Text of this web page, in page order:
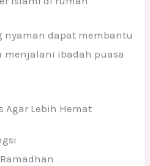
nyaman dapat membantu
menjalani ibadah puasa
Agar Lebih Hemat